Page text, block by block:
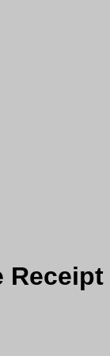
Receipt